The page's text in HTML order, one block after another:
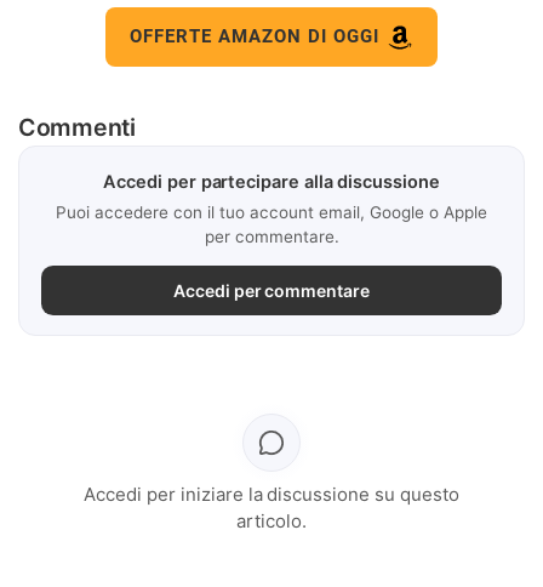
OFFERTE AMAZON DI OGGI
Commenti
Accedi per partecipare alla discussione
Puoi accedere con il tuo account email, Google o Apple
per commentare.
Accedi per commentare
Accedi per iniziare la discussione su questo
articolo.